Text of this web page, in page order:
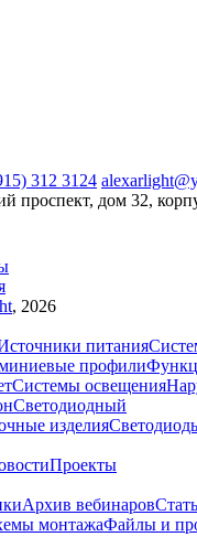
312 3124
проспект, дом 32,
, 2026
питания
профили
Системы освещения
Светодиодный
изделия
Проекты
Архив вебинаров
монтажаФайлы и